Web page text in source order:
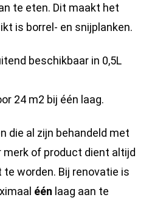
te eten. Dit maakt het
is borrel- en snijplanken.
beschikbaar in 0,5L
24 m2 bij één laag.
die al zijn behandeld met
merk of product dient altijd
worden. Bij renovatie is
één laag aan te